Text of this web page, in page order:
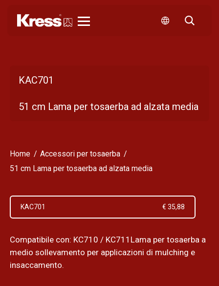
KAC701
51 cm Lama per tosaerba ad alzata media
Home
Accessori per tosaerba
51 cm Lama per tosaerba ad alzata media
KAC701 € 35,88
Compatibile con: KC710 / KC711Lama per tosaerba a
medio sollevamento per applicazioni di mulching e
insaccamento.